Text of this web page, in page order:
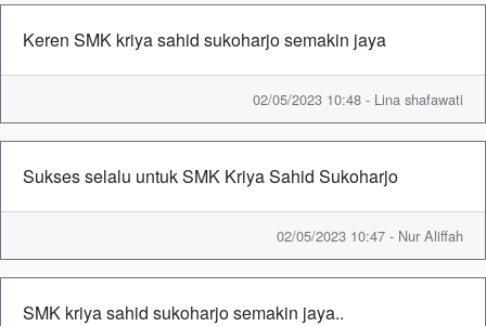
Keren SMK kriya sahid sukoharjo semakin jaya
02/05/2023 10:48 - Lina shafawati
Sukses selalu untuk SMK Kriya Sahid Sukoharjo
02/05/2023 10:47 - Nur Aliffah
SMK kriya sahid sukoharjo semakin jaya..